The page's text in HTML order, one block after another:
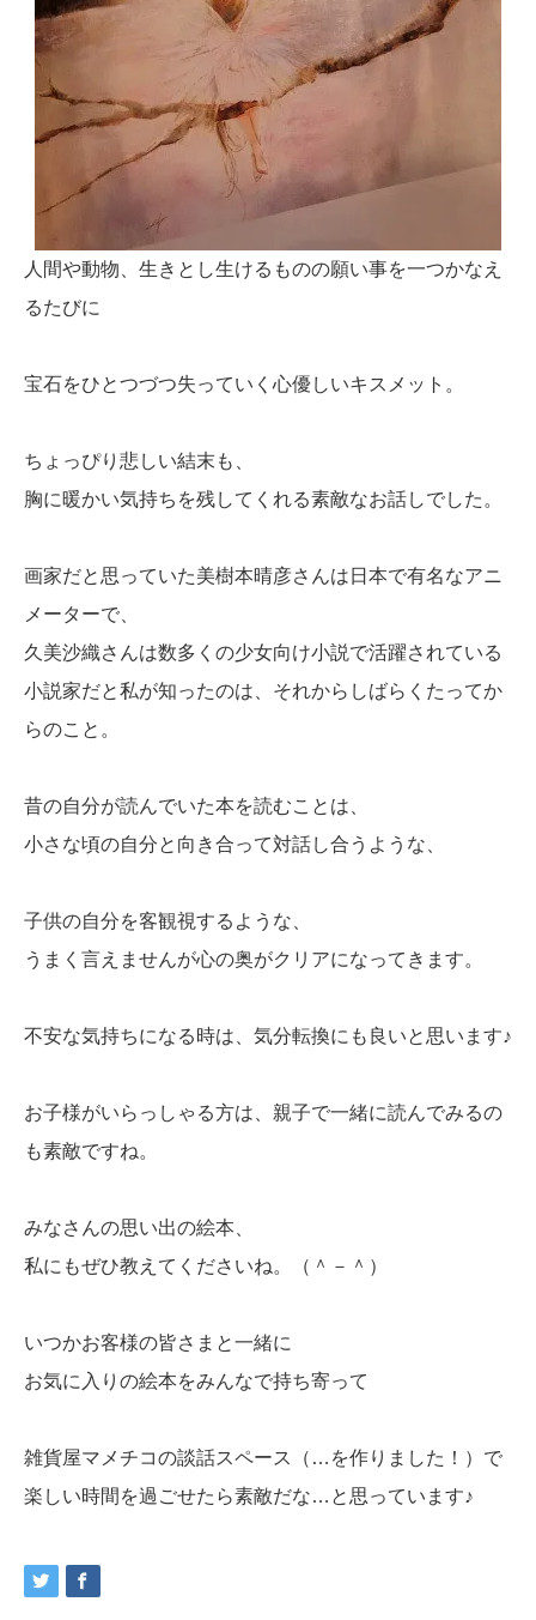
人間や動物、生きとし生けるものの願い事を一つかなえ
るたびに
宝石をひとつづつ失っていく心優しいキスメット。
ちょっぴり悲しい結末も、
胸に暖かい気持ちを残してくれる素敵なお話しでした。
画家だと思っていた美樹本晴彦さんは日本で有名なアニ
メーターで、
久美沙織さんは数多くの少女向け小説で活躍されている
小説家だと私が知ったのは、それからしばらくたってか
らのこと。
昔の自分が読んでいた本を読むことは、
小さな頃の自分と向き合って対話し合うような、
子供の自分を客観視するような、
うまく言えませんが心の奥がクリアになってきます。
不安な気持ちになる時は、気分転換にも良いと思います♪
お子様がいらっしゃる方は、親子で一緒に読んでみるの
も素敵ですね。
みなさんの思い出の絵本、
私にもぜひ教えてくださいね。（＾－＾）
いつかお客様の皆さまと一緒に
お気に入りの絵本をみんなで持ち寄って
雑貨屋マメチコの談話スペース（…を作りました！）で
楽しい時間を過ごせたら素敵だな…と思っています♪